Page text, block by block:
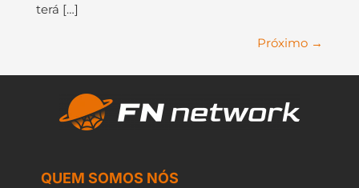
terá […]
Próximo →
QUEM SOMOS NÓS